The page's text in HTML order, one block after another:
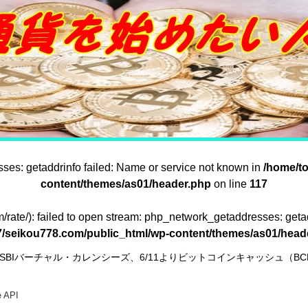
getaddrinfo failed: Name or service not known in /home/
content/themes/as01/header.php on line 117
rate/): failed to open stream: php_network_getaddresses:
seikou778.com/public_html/wp-content/themes/as01/
SBIバーチャル・カレンシーズ、6/11よりビットコインキャッシュ（